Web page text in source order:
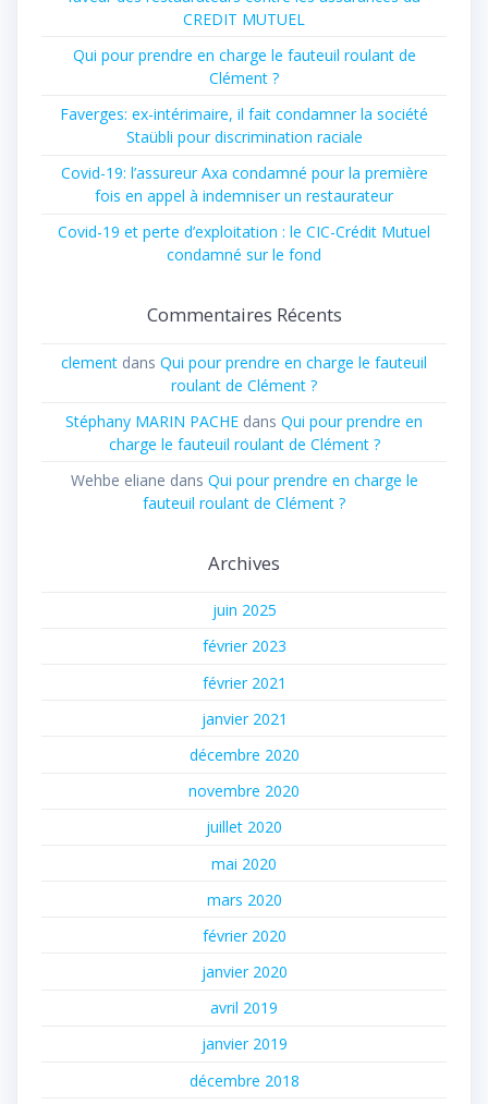
CREDIT MUTUEL
Qui pour prendre en charge le fauteuil roulant de
Clément ?
Faverges: ex-intérimaire, il fait condamner la société
Staübli pour discrimination raciale
Covid-19: l’assureur Axa condamné pour la première
fois en appel à indemniser un restaurateur
Covid-19 et perte d’exploitation : le CIC-Crédit Mutuel
condamné sur le fond
Commentaires Récents
clement dans Qui pour prendre en charge le fauteuil
roulant de Clément ?
Stéphany MARIN PACHE dans Qui pour prendre en
charge le fauteuil roulant de Clément ?
Wehbe eliane dans Qui pour prendre en charge le
fauteuil roulant de Clément ?
Archives
juin 2025
février 2023
février 2021
janvier 2021
décembre 2020
novembre 2020
juillet 2020
mai 2020
mars 2020
février 2020
janvier 2020
avril 2019
janvier 2019
décembre 2018